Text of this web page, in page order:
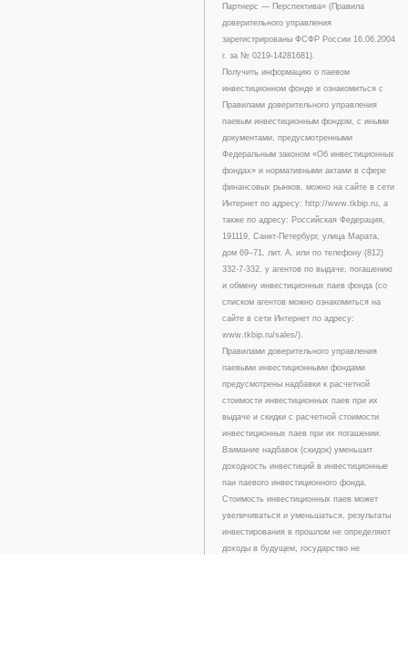
Партнерс — Перспектива» (Правила
доверительного управления
зарегистрированы ФСФР России 16.06.2004
г. за № 0219-14281681).
Получить информацию о паевом
инвестиционном фонде и ознакомиться с
Правилами доверительного управления
паевым инвестиционным фондом, с иными
документами, предусмотренными
Федеральным законом «Об инвестиционных
фондах» и нормативными актами в сфере
финансовых рынков, можно на сайте в сети
Интернет по адресу: http://www.tkbip.ru, а
также по адресу: Российская Федерация,
191119, Санкт-Петербург, улица Марата,
дом 69–71, лит. А, или по телефону (812)
332-7-332, у агентов по выдаче, погашению
и обмену инвестиционных паев фонда (со
списком агентов можно ознакомиться на
сайте в сети Интернет по адресу:
www.tkbip.ru/sales/).
Правилами доверительного управления
паевыми инвестиционными фондами
предусмотрены надбавки к расчетной
стоимости инвестиционных паев при их
выдаче и скидки с расчетной стоимости
инвестиционных паев при их погашении.
Взимание надбавок (скидок) уменьшит
доходность инвестиций в инвестиционные
паи паевого инвестиционного фонда.
Стоимость инвестиционных паев может
увеличиваться и уменьшаться, результаты
инвестирования в прошлом не определяют
доходы в будущем, государство не